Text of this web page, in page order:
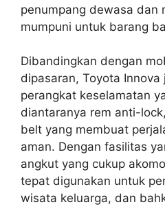
penumpang dewasa dan
mumpuni untuk barang
Dibandingkan dengan
dipasaran, Toyota Innova
perangkat keselamatan
diantaranya rem anti-
belt yang membuat
aman. Dengan fasilitas
angkut yang cukup
tepat digunakan untuk
wisata keluarga, dan